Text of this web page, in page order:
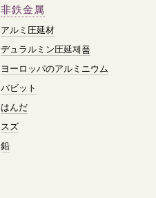
非鉄金属
アルミ圧延材
デュラルミン圧延제품
ヨーロッパのアルミニウム
バビット
はんだ
スズ
鉛